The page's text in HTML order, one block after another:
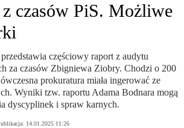
czasów PiS. Możliwe
częściowy raport z audytu
za czasów Zbigniewa Ziobry. Chodzi o 200
prokuratura miała ingerować ze
Wyniki tzw. raportu Adama Bodnara mogą
dyscyplinek i spraw karnych.
14.01.2025 11:26